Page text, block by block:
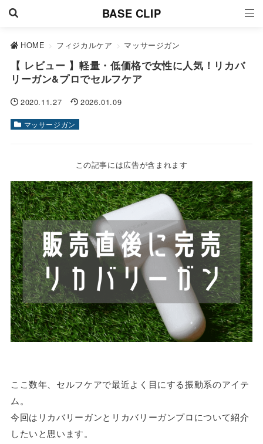
BASE CLIP
HOME > フィジカルケア > マッサージガン
【 レビュー 】軽量・低価格で女性に人気！リカバ
リーガン&プロでセルフケア
2020.11.27 2026.01.09
マッサージガン
この記事には広告が含まれます
ここ数年、セルフケアで最近よく目にする振動系のアイテ
ム。
今回はリカバリーガンとリカバリーガンプロについて紹介
したいと思います。